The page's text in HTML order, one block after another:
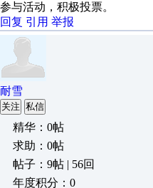
参与活动，积极投票。
回复 引用 举报
耐雪
关注 私信
精华：0帖
求助：0帖
帖子：9帖 | 56回
年度积分：0